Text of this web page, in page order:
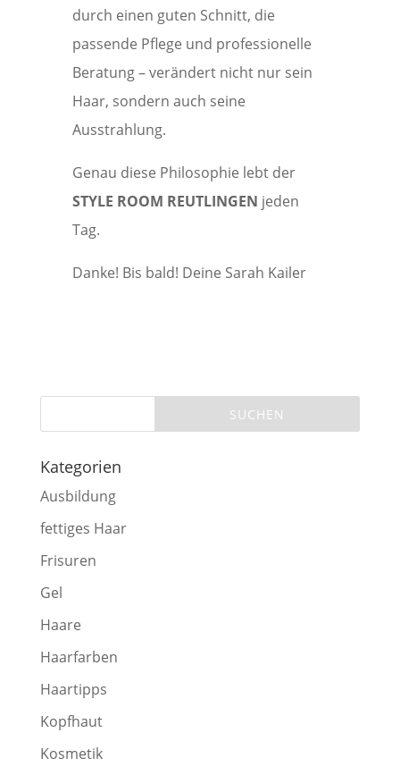
durch einen guten Schnitt, die
passende Pflege und professionelle
Beratung – verändert nicht nur sein
Haar, sondern auch seine
Ausstrahlung.
Genau diese Philosophie lebt der
STYLE ROOM REUTLINGEN jeden
Tag.
Danke! Bis bald! Deine Sarah Kailer
Kategorien
Ausbildung
fettiges Haar
Frisuren
Gel
Haare
Haarfarben
Haartipps
Kopfhaut
Kosmetik